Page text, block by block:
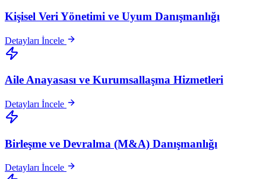
Kişisel Veri Yönetimi ve Uyum Danışmanlığı
Detayları İncele
Aile Anayasası ve Kurumsallaşma Hizmetleri
Detayları İncele
Birleşme ve Devralma (M&A) Danışmanlığı
Detayları İncele